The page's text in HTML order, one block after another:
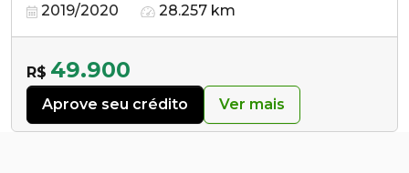
2019/2020 28.257 km
R$ 49.900
Aprove seu crédito Ver mais